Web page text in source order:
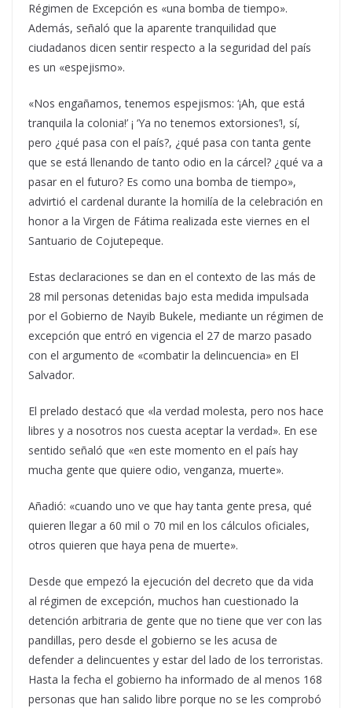
Régimen de Excepción es «una bomba de tiempo».
Además, señaló que la aparente tranquilidad que
ciudadanos dicen sentir respecto a la seguridad del país
es un «espejismo».
«Nos engañamos, tenemos espejismos: ‘¡Ah, que está
tranquila la colonia!’ ¡ ‘Ya no tenemos extorsiones’!, sí,
pero ¿qué pasa con el país?, ¿qué pasa con tanta gente
que se está llenando de tanto odio en la cárcel? ¿qué va a
pasar en el futuro? Es como una bomba de tiempo»,
advirtió el cardenal durante la homilía de la celebración en
honor a la Virgen de Fátima realizada este viernes en el
Santuario de Cojutepeque.
Estas declaraciones se dan en el contexto de las más de
28 mil personas detenidas bajo esta medida impulsada
por el Gobierno de Nayib Bukele, mediante un régimen de
excepción que entró en vigencia el 27 de marzo pasado
con el argumento de «combatir la delincuencia» en El
Salvador.
El prelado destacó que «la verdad molesta, pero nos hace
libres y a nosotros nos cuesta aceptar la verdad». En ese
sentido señaló que «en este momento en el país hay
mucha gente que quiere odio, venganza, muerte».
Añadió: «cuando uno ve que hay tanta gente presa, qué
quieren llegar a 60 mil o 70 mil en los cálculos oficiales,
otros quieren que haya pena de muerte».
Desde que empezó la ejecución del decreto que da vida
al régimen de excepción, muchos han cuestionado la
detención arbitraria de gente que no tiene que ver con las
pandillas, pero desde el gobierno se les acusa de
defender a delincuentes y estar del lado de los terroristas.
Hasta la fecha el gobierno ha informado de al menos 168
personas que han salido libre porque no se les comprobó